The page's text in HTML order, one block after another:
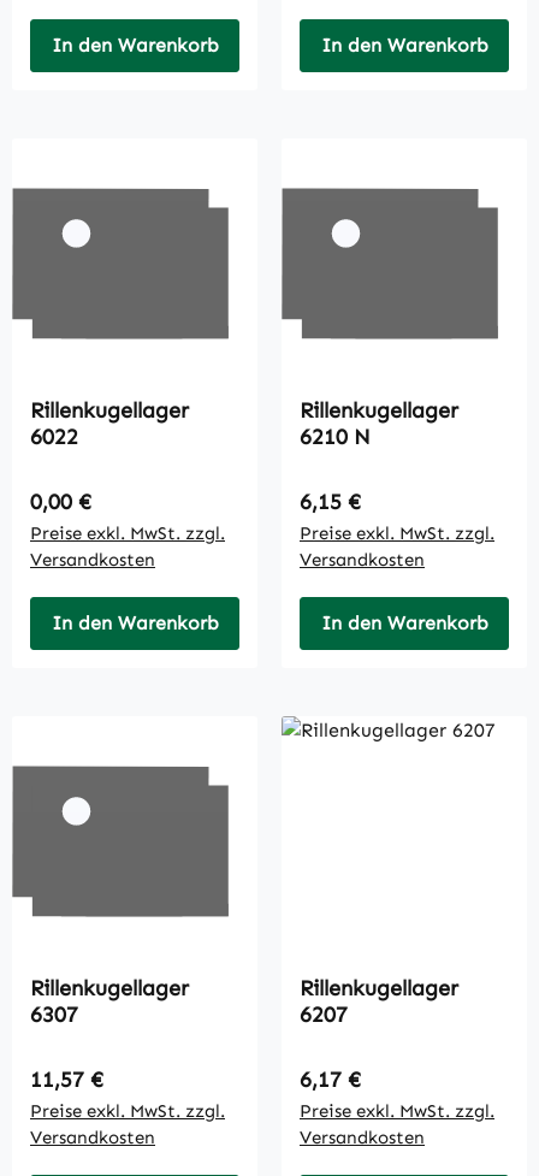
In den Warenkorb In den Warenkorb
Rillenkugellager
6022
Regulärer Preis:
0,00 €
Preise exkl. MwSt. zzgl.
Versandkosten
In den Warenkorb
Rillenkugellager
6210 N
Regulärer Preis:
6,15 €
Preise exkl. MwSt. zzgl.
Versandkosten
In den Warenkorb
Rillenkugellager
6307
Regulärer Preis:
11,57 €
Preise exkl. MwSt. zzgl.
Versandkosten
Rillenkugellager
6207
Regulärer Preis:
6,17 €
Preise exkl. MwSt. zzgl.
Versandkosten